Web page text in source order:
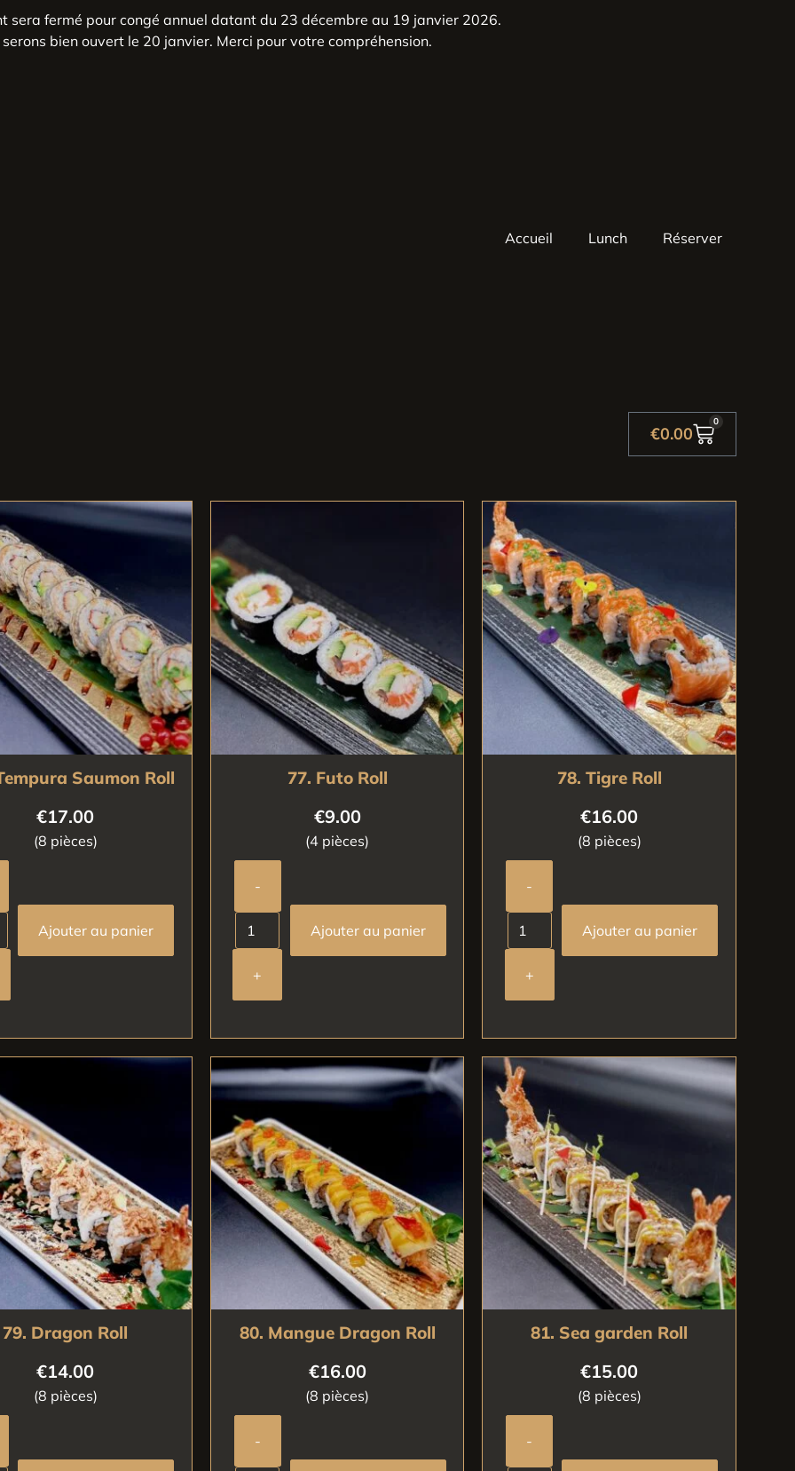
sera fermé pour congé annuel datant du 23 décembre au 19 janvier 2026.
serons bien ouvert le 20 janvier. Merci pour votre compréhension.
Accueil Lunch Réserver
€0.00
0
Saumon Roll
€17.00
(8 pièces)
Ajouter au panier
77. Futo Roll
€9.00
(4 pièces)
-
+
Ajouter au panier
78. Tigre Roll
€16.00
(8 pièces)
-
+
Ajouter au panier
79. Dragon Roll
€14.00
(8 pièces)
80. Mangue Dragon Roll
€16.00
(8 pièces)
-
81. Sea garden Roll
€15.00
(8 pièces)
-